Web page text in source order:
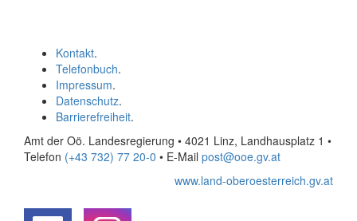
Kontakt.
Telefonbuch.
Impressum.
Datenschutz.
Barrierefreiheit.
Amt der Oö. Landesregierung • 4021 Linz, Landhausplatz 1 •
Telefon (+43 732) 77 20-0 • E-Mail post@ooe.gv.at
www.land-oberoesterreich.gv.at